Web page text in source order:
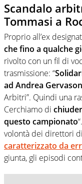
Scandalo
Tommasi a
Proprio all’ex
che fino a qualche
rivolto con un fil di
trasmissione: “
ad Andrea
Arbitri”. Quindi una
Cerchiamo di
questo campionato
volontà dei direttori
caratterizzato da
giunta, gli episodi